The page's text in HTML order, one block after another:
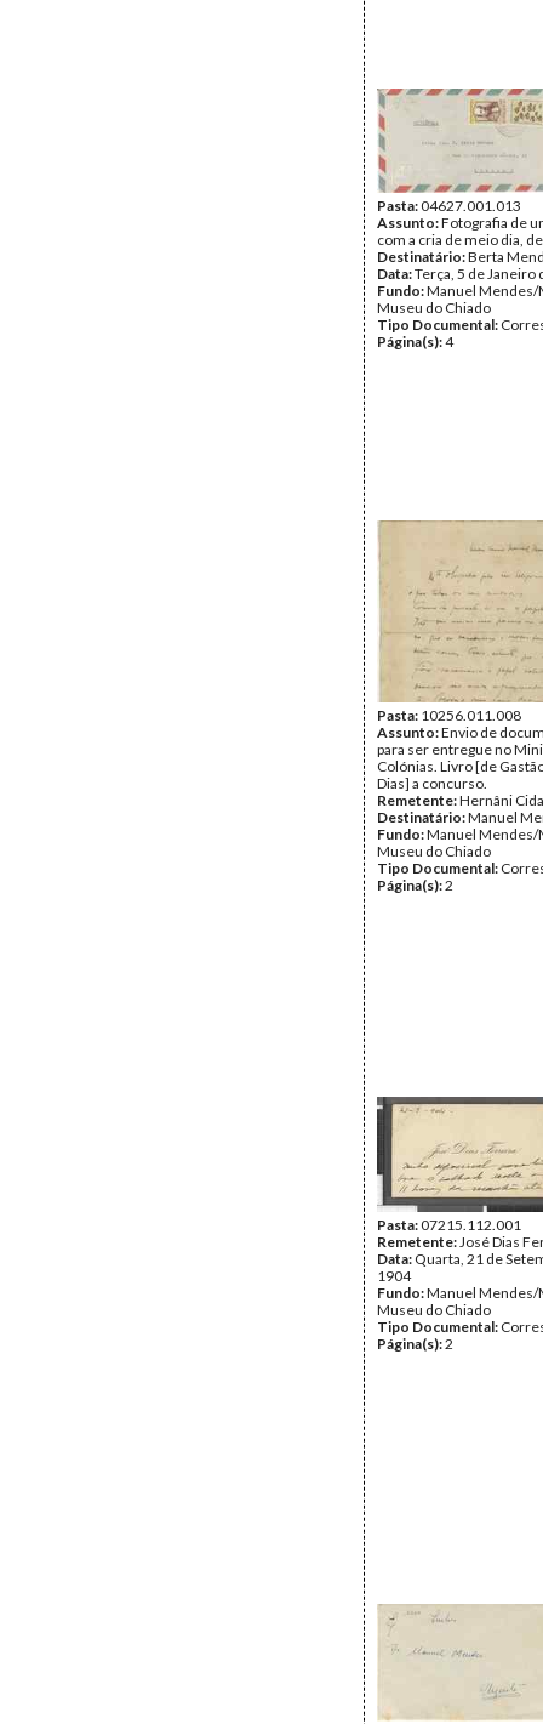
Pasta:04627.001.013
Assunto:Fotografia de
com a cria de meio dia,
Destinatário:Berta
Data:Terça, 5 de Janeiro
Fundo:Manuel Mendes/
Museu do Chiado
Tipo Documental:
Página(s):4
Pasta: 10256.011.008
Assunto:Envio de
para ser entregue no
Colónias. Livro [de
Dias] a concurso.
Remetente:Hernâni
Destinatário:Manuel
Fundo:Manuel Mendes/
Museu do Chiado
Tipo Documental:
Página(s):2
Pasta:07215.112.001
Remetente:José Dias
Data: Quarta, 21 de
1904
Fundo:Manuel Mendes/
Museu do Chiado
Tipo Documental:
Página(s):2